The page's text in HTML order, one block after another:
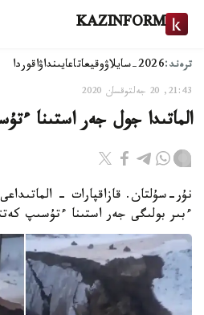
KAZINFORM
ترەند:2026-سايلاۋ وقيعاتاعايىنداۋاقوردا
21:43, 20 جەلتوقسان 2020
الماتىدا جول جەر استىنا
نۇر-سۇلتان. قازاقپارات -
ءبىر بولىگى جەر استىنا ءتۇسىپ